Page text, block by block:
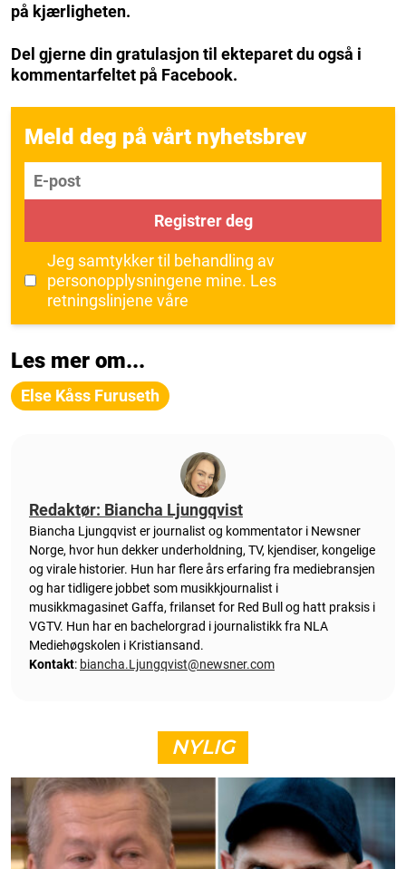
på kjærligheten.
Del gjerne din gratulasjon til ekteparet du også i
kommentarfeltet på Facebook.
Meld deg på vårt nyhetsbrev
E-post
Registrer deg
Jeg samtykker til behandling av
personopplysningene mine. Les
retningslinjene våre
Les mer om...
Else Kåss Furuseth
Redaktør: Biancha Ljungqvist
Biancha Ljungqvist er journalist og kommentator i Newsner
Norge, hvor hun dekker underholdning, TV, kjendiser, kongelige
og virale historier. Hun har flere års erfaring fra mediebransjen
og har tidligere jobbet som musikkjournalist i
musikkmagasinet Gaffa, frilanset for Red Bull og hatt praksis i
VGTV. Hun har en bachelorgrad i journalistikk fra NLA
Mediehøgskolen i Kristiansand.
Kontakt: biancha.Ljungqvist@newsner.com
NYLIG